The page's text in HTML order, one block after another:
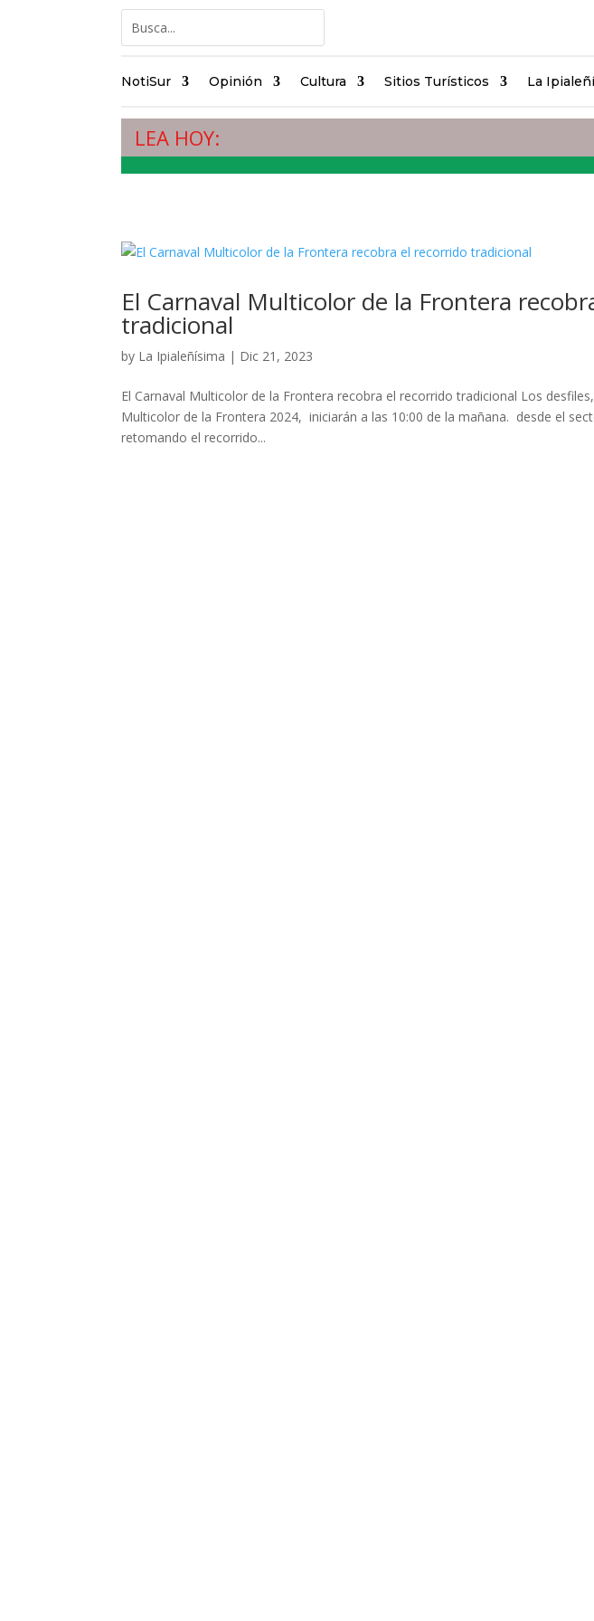
NotiSur Opinión Cultura Sitios Turísticos La
LEA HOY:
El Carnaval Multicolor de la Frontera
tradicional
by La Ipialeñísima | Dic 21, 2023
El Carnaval Multicolor de la Frontera recobra el recorrido tradicional Los
Multicolor de la Frontera 2024, iniciarán a las 10:00 de la mañana. desde el
retomando el recorrido...